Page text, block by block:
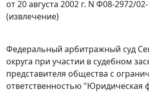
от 20 августа 2002 г. N Ф08-2972/
(извлечение)
Федеральный арбитражный суд
округа при участии в судебном
представителя общества с
ответственностью